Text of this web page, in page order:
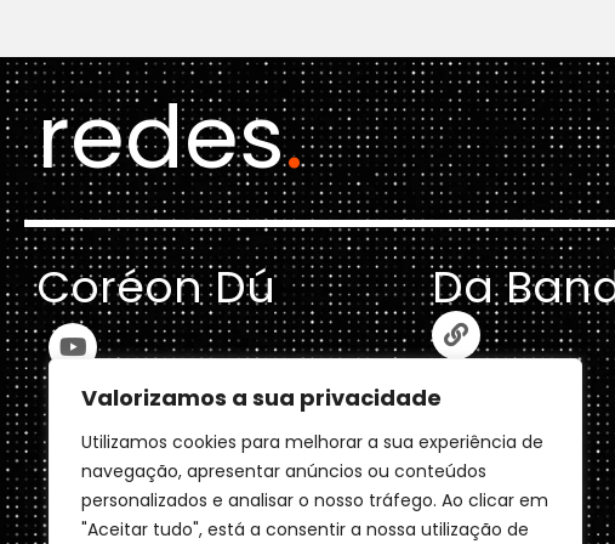
Valorizamos a sua privacidade
Utilizamos cookies para melhorar a sua experiência de
navegação, apresentar anúncios ou conteúdos
personalizados e analisar o nosso tráfego. Ao clicar em
"Aceitar tudo", está a consentir a nossa utilização de
redes.
Coréon Dú Da